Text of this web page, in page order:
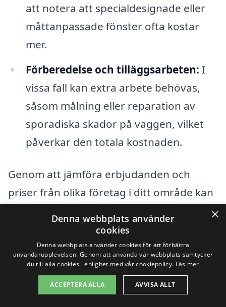
att notera att specialdesignade eller
måttanpassade fönster ofta kostar
mer.
Förberedelse och tilläggsarbeten: I
vissa fall kan extra arbete behövas,
såsom målning eller reparation av
sporadiska skador på väggen, vilket
påverkar den totala kostnaden.
Genom att jämföra erbjudanden och
priser från olika företag i ditt område kan
fönster i Jävre. Tänk på att inte bara
fokusera på det lägsta priset, utan även
på kvalitet och garantier som erbjuds. Att
plocka in flera offerter kan ge dig en bra
×
Denna webbplats använder
cookies
Denna webbplats använder cookies för att förbättra
användarupplevelsen. Genom att använda vår webbplats samtycker
du till alla cookies i enlighet med vår cookiepolicy. Läs mer
ACCEPTERA ALLA AVVISA ALLT